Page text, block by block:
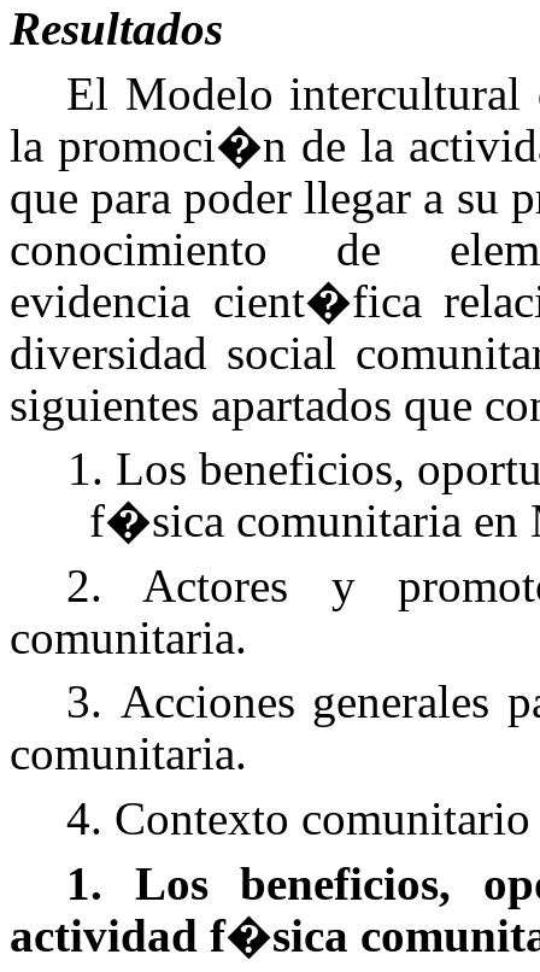
Resultados
El Modelo
la promoci�n de la
que para poder llegar a su
conocimiento de
evidencia cient�fica
diversidad social
siguientes apartados que
1. Los beneficios,
f�sica comunitaria
2. Actores y
comunitaria.
3. Acciones generales
comunitaria.
4. Contexto
1. Los beneficios,
actividad f�sica